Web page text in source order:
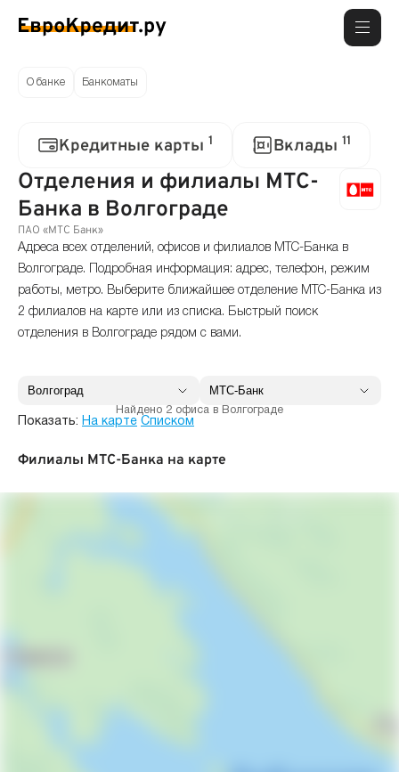
О банке Банкоматы
Кредитные карты 1 Вклады 11
Отделения и филиалы МТС-
Банка в Волгограде
ПАО «МТС Банк»
Адреса всех отделений, офисов и филиалов МТС-Банка в
Волгограде. Подробная информация: адрес, телефон, режим
работы, метро. Выберите ближайшее отделение МТС-Банка из
2 филиалов на карте или из списка. Быстрый поиск
отделения в Волгограде рядом с вами.
Найдено 2 офиса в Волгограде
Показать: На карте Списком
Филиалы МТС-Банка на карте